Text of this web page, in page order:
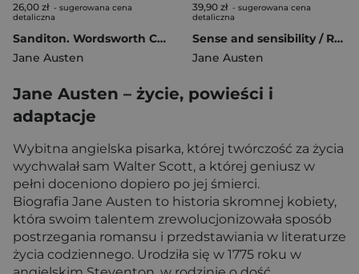
26,00 zł - sugerowana cena
detaliczna
Sanditon. Wordsworth Classics wer. angielska
Jane Austen
39,90 zł - sugerowana cena
detaliczna
Sense and sensibility / Rozważna i romantyczna. Klasyka z ćwiczeniami
Jane Austen
Jane Austen – życie, powieści i
adaptacje
Wybitna angielska pisarka, której twórczość za życia
wychwalał sam Walter Scott, a której geniusz w
pełni doceniono dopiero po jej śmierci.
Biografia Jane Austen to historia skromnej kobiety,
która swoim talentem zrewolucjonizowała sposób
postrzegania romansu i przedstawiania w literaturze
życia codziennego. Urodziła się w 1775 roku w